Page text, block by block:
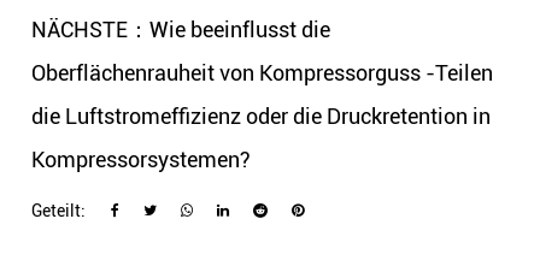
NÄCHSTE：Wie beeinflusst die
Oberflächenrauheit von Kompressorguss -Teilen
die Luftstromeffizienz oder die Druckretention in
Kompressorsystemen?
Geteilt: